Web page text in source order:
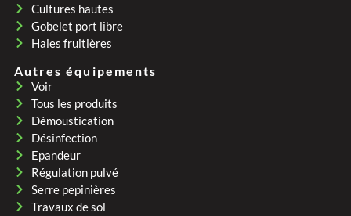
Cultures hautes
Gobelet port libre
Haies fruitières
Autres équipements
Voir
Tous les produits
Démoustication
Désinfection
Epandeur
Régulation pulvé
Serre pepinières
Travaux de sol